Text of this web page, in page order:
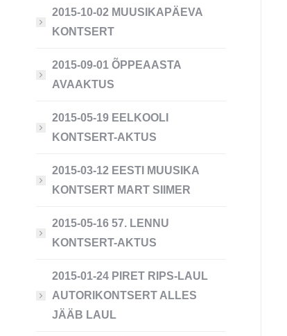
2015-10-02 MUUSIKAPÄEVA
KONTSERT
2015-09-01 ÕPPEAASTA
AVAAKTUS
2015-05-19 EELKOOLI
KONTSERT-AKTUS
2015-03-12 EESTI MUUSIKA
KONTSERT MART SIIMER
2015-05-16 57. LENNU
KONTSERT-AKTUS
2015-01-24 PIRET RIPS-LAUL
AUTORIKONTSERT ALLES
JÄÄB LAUL